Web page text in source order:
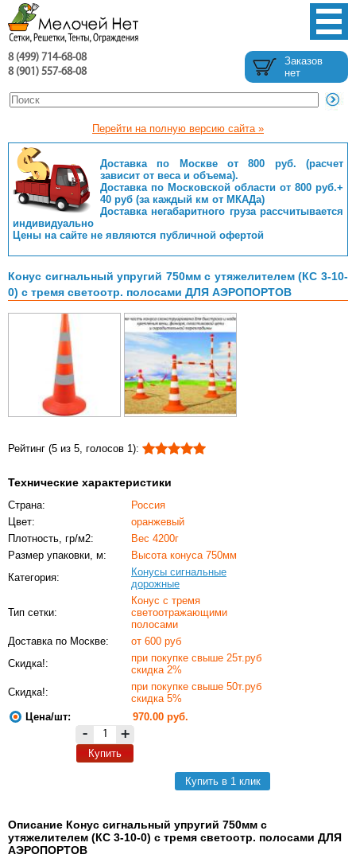
8 (499) 714-68-08
8 (901) 557-68-08
Заказов
нет
Перейти на полную версию сайта »
Доставка по Москве от 800 руб. (расчет
зависит от веса и объема).
Доставка по Московской области от 800 руб.+
40 руб (за каждый км от МКАДа)
Доставка негабаритного груза рассчитывается
индивидуально
Цены на сайте не являются публичной офертой
Конус сигнальный упругий 750мм с утяжелителем (КС 3-10-
0) с тремя светоотр. полосами ДЛЯ АЭРОПОРТОВ
Рейтинг (5 из 5, голосов 1):
Технические характеристики
Страна:
Россия
Цвет:
оранжевый
Плотность, гр/м2:
Вес 4200г
Размер упаковки, м:
Высота конуса 750мм
Категория:
Конусы сигнальные
дорожные
Тип сетки:
Конус с тремя
светоотражающими
полосами
Доставка по Москве:
от 600 руб
Скидка!:
при покупке свыше 25т.руб
скидка 2%
Скидка!:
при покупке свыше 50т.руб
скидка 5%
Цена/шт:
970.00 руб.
- +
Купить
Купить в 1 клик
Описание Конус сигнальный упругий 750мм с
утяжелителем (КС 3-10-0) с тремя светоотр. полосами ДЛЯ
АЭРОПОРТОВ